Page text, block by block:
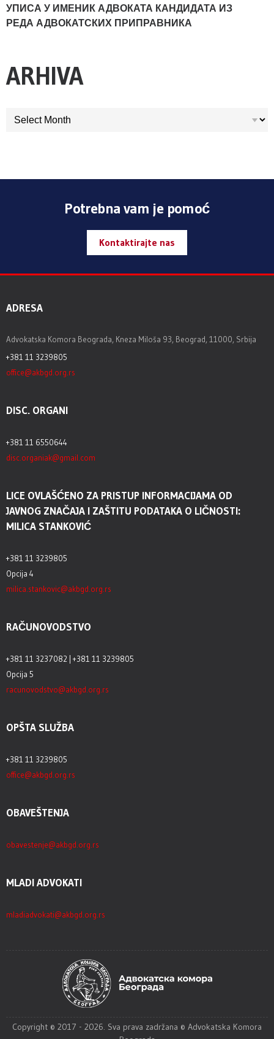
УПИСА У ИМЕНИК АДВОКАТА КАНДИДАТА ИЗ
РЕДА АДВОКАТСКИХ ПРИПРАВНИКА
ARHIVA
ARHIVA
Potrebna vam je pomoć
Kontaktirajte nas
ADRESA
Advokatska Komora Beograda, Kneza Miloša 93, Beograd, 11000, Srbija
+381 11 3239805
office@akbgd.org.rs
DISC. ORGANI
+381 11 6550644
disc.organiak@gmail.com
LICE OVLAŠĆENO ZA PRISTUP INFORMACIJAMA OD
JAVNOG ZNAČAJA I ZAŠTITU PODATAKA O LIČNOSTI:
MILICA STANKOVIĆ
+381 11 3239805
Opcija 4
milica.stankovic@akbgd.org.rs
RAČUNOVODSTVO
+381 11 3237082 | +381 11 3239805
Opcija 5
racunovodstvo@akbgd.org.rs
OPŠTA SLUŽBA
+381 11 3239805
office@akbgd.org.rs
OBAVEŠTENJA
obavestenje@akbgd.org.rs
MLADI ADVOKATI
mladiadvokati@akbgd.org.rs
Copyright © 2017 - 2026. Sva prava zadržana © Advokatska Komora